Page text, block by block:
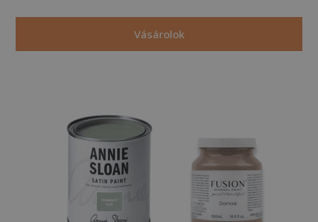
Vásárolok